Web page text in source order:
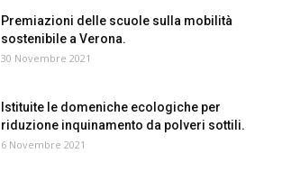
Premiazioni delle scuole sulla mobilità
sostenibile a Verona.
30 Novembre 2021
Istituite le domeniche ecologiche per
riduzione inquinamento da polveri sottili.
6 Novembre 2021